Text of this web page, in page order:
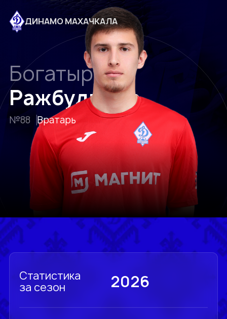
ДИНАМО МАХАЧКАЛА
Богатыр
Ражбудинов
№88 Вратарь
Статистика
за сезон
2026